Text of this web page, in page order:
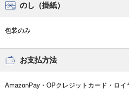
のし（掛紙）
包装のみ
お支払方法
AmazonPay・OPクレジットカード・ロ